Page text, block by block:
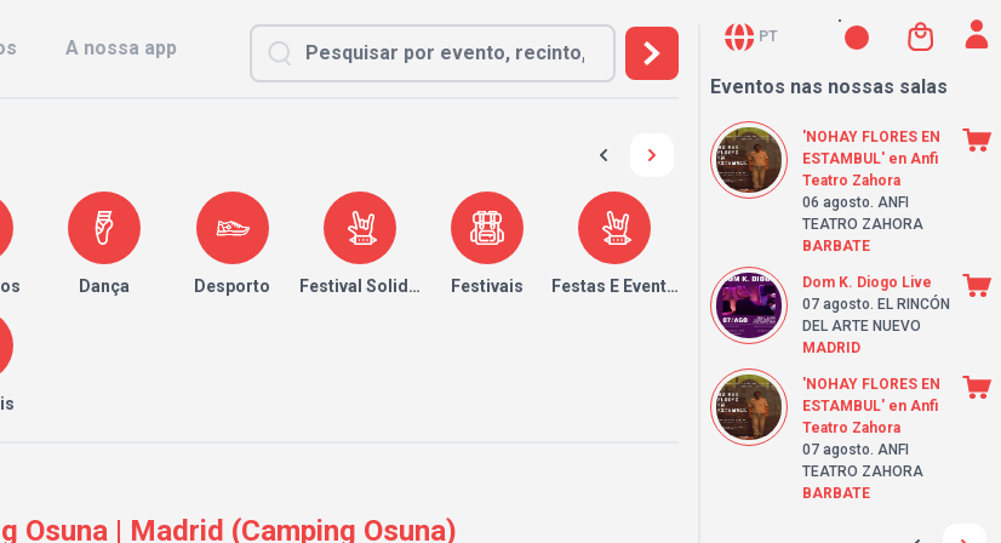
A nossa app
Dança Desporto Festival Solidário Festivais Festas E Eventos
Osuna | Madrid (Camping Osuna)
PT
Eventos nas nossas salas
'NOHAY FLORES EN
ESTAMBUL' en Anfi
Teatro Zahora
06 agosto. ANFI
TEATRO ZAHORA
BARBATE
Dom K. Diogo Live
07 agosto. EL RINCÓN
DEL ARTE NUEVO
MADRID
'NOHAY FLORES EN
ESTAMBUL' en Anfi
Teatro Zahora
07 agosto. ANFI
TEATRO ZAHORA
BARBATE